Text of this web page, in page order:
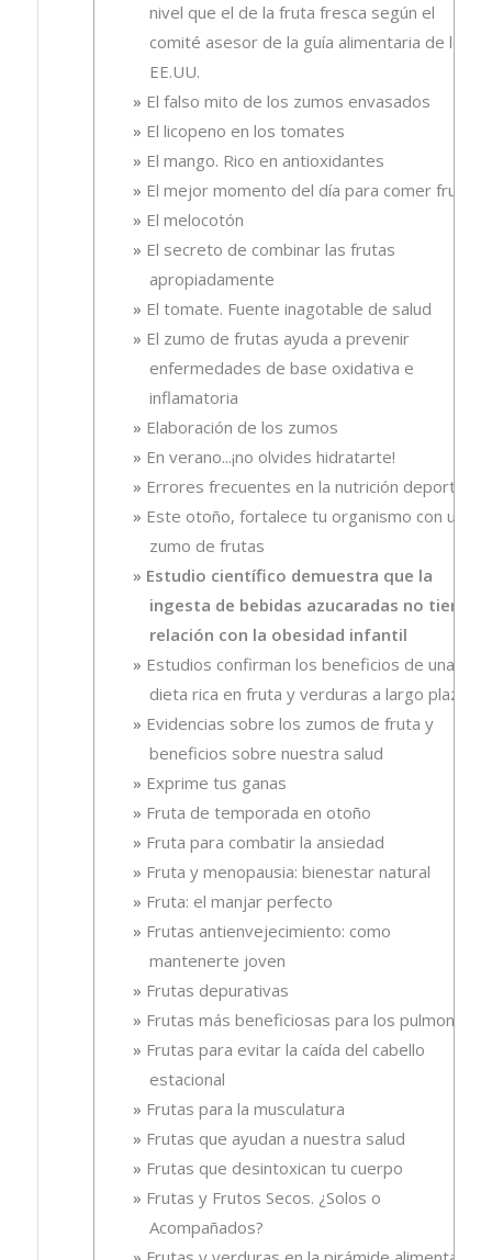
nivel que el de la fruta fresca según el
comité asesor de la guía alimentaria de los
EE.UU.
El falso mito de los zumos envasados
El licopeno en los tomates
El mango. Rico en antioxidantes
El mejor momento del día para comer fruta
El melocotón
El secreto de combinar las frutas
apropiadamente
El tomate. Fuente inagotable de salud
El zumo de frutas ayuda a prevenir
enfermedades de base oxidativa e
inflamatoria
Elaboración de los zumos
En verano...¡no olvides hidratarte!
Errores frecuentes en la nutrición deportiva
Este otoño, fortalece tu organismo con un
zumo de frutas
Estudio científico demuestra que la
ingesta de bebidas azucaradas no tiene
relación con la obesidad infantil
Estudios confirman los beneficios de una
dieta rica en fruta y verduras a largo plazo
Evidencias sobre los zumos de fruta y
beneficios sobre nuestra salud
Exprime tus ganas
Fruta de temporada en otoño
Fruta para combatir la ansiedad
Fruta y menopausia: bienestar natural
Fruta: el manjar perfecto
Frutas antienvejecimiento: como
mantenerte joven
Frutas depurativas
Frutas más beneficiosas para los pulmones
Frutas para evitar la caída del cabello
estacional
Frutas para la musculatura
Frutas que ayudan a nuestra salud
Frutas que desintoxican tu cuerpo
Frutas y Frutos Secos. ¿Solos o
Acompañados?